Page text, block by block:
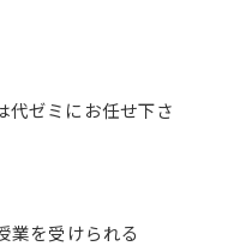
代ゼミにお任せ下さ
業を受けられる